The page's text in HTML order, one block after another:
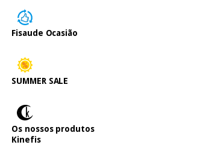
Fisaude Ocasião
SUMMER SALE
Os nossos produtos
Kinefis